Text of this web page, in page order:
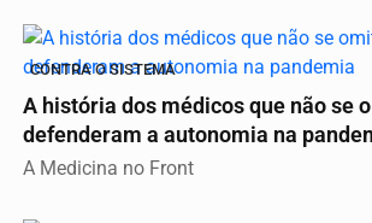
CONTRA O SISTEMA
A história dos médicos que não se
defenderam a autonomia na
A Medicina no Front